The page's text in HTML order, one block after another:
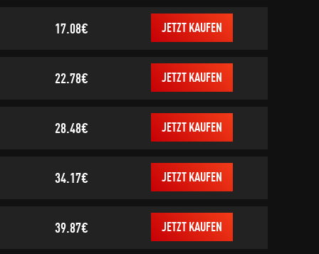
17.08€ JETZT KAUFEN
22.78€ JETZT KAUFEN
28.48€ JETZT KAUFEN
34.17€ JETZT KAUFEN
39.87€ JETZT KAUFEN